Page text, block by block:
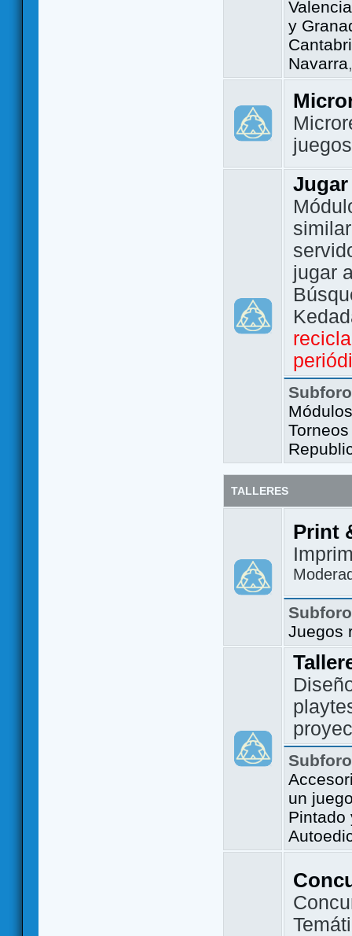
Valencia
y
Navarra
Jugar
jugar
TALLERES
Print
Juegos
un
Pintado